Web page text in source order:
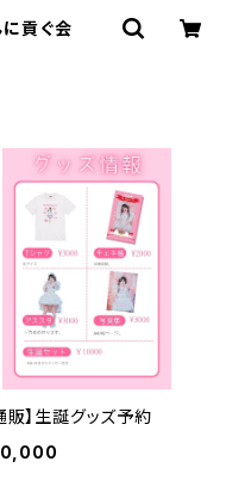
貢ぐ会
販】生誕グッズ予約